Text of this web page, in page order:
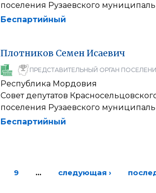
поселения Рузаевского
Беспартийный
Плотников СеменИсаевич
ПРЕДСТАВИТЕЛЬНЫЙ ОРГАН
Республика Мордовия
Совет депутатов
поселения Рузаевского
Беспартийный
9 … следующая ›